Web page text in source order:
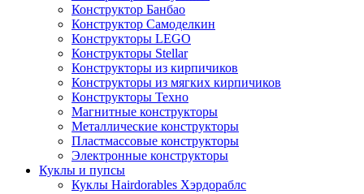
Конструктор Банбао
Конструктор Самоделкин
Конструкторы LEGO
Конструкторы Stellar
Конструкторы из кирпичиков
Конструкторы из мягких кирпичиков
Конструкторы Техно
Магнитные конструкторы
Металлические конструкторы
Пластмассовые конструкторы
Электронные конструкторы
Куклы и пупсы
Куклы Hairdorables Хэрдораблс